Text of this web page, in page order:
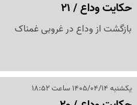
حکایت وداع / 21
بازگشت از وداع در غروبی غمناک
یکشنبه 1405/04/14 ساعت 18:52